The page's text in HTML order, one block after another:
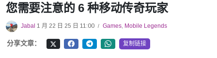
您需要注意的 6 种移动传奇玩家
Jabal 1 月 22 日 25 日 11:00 / Games, Mobile Legends
分享文章： 复制链接